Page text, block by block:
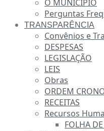
O MUNICÍPIO
Perguntas
TRANSPARÊNCIA
Convênios e
DESPESAS
LEGISLAÇÃO
LEIS
Obras
ORDEM
RECEITAS
Recursos
FOLHA